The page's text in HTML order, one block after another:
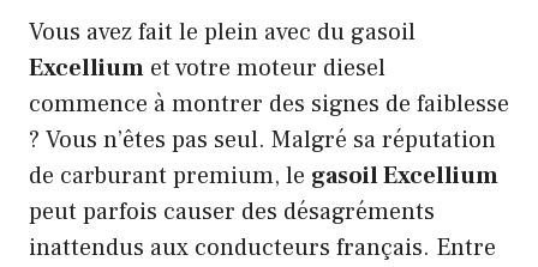
Vous avez fait le plein avec du gasoil
Excellium et votre moteur diesel
commence à montrer des signes de faiblesse
? Vous n’êtes pas seul. Malgré sa réputation
de carburant premium, le gasoil Excellium
peut parfois causer des désagréments
inattendus aux conducteurs français. Entre